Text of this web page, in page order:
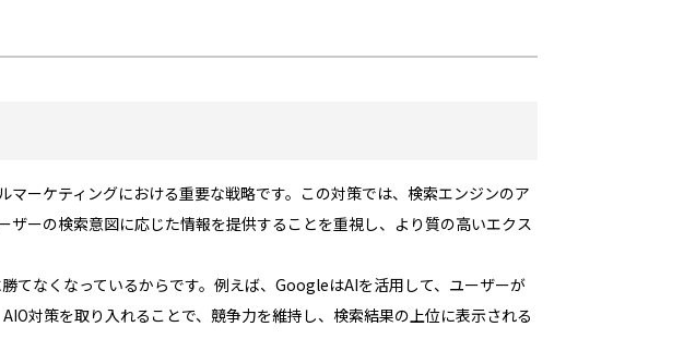
ーケティングにおける重要な戦略です。この対策では、検索エンジンのア
ーの検索意図に応じた情報を提供することを重視し、より質の高いエクス
てなくなっているからです。例えば、GoogleはAIを活用して、ユーザーが
対策を取り入れることで、競争力を維持し、検索結果の上位に表示される